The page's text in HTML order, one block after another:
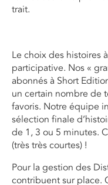
trait.
Le choix des histoires
participative. Nos «
abonnés à Short
un certain nombre de
favoris. Notre équipe
sélection finale
de 1, 3 ou 5 minutes.
(très très courtes) !
Pour la gestion des
contribuent sur place.